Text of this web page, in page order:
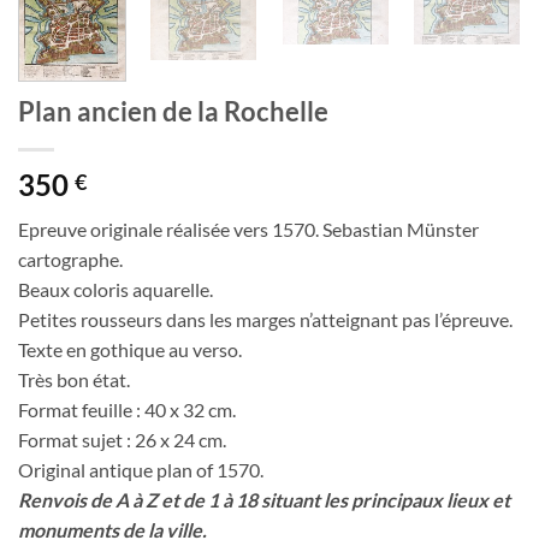
Plan ancien de la Rochelle
350 €
Epreuve originale réalisée vers 1570. Sebastian Münster
cartographe.
Beaux coloris aquarelle.
Petites rousseurs dans les marges n’atteignant pas l’épreuve.
Texte en gothique au verso.
Très bon état.
Format feuille : 40 x 32 cm.
Format sujet : 26 x 24 cm.
Original antique plan of 1570.
Renvois de A à Z et de 1 à 18 situant les principaux lieux et
monuments de la ville.